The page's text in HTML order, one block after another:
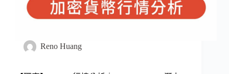
Reno Huang